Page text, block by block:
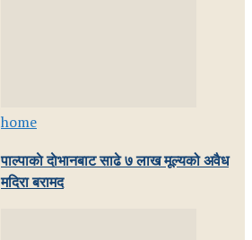
home
पाल्पाकाे दाेभानबाट साढे ७ लाख मूल्यको अवैध
मदिरा बरामद